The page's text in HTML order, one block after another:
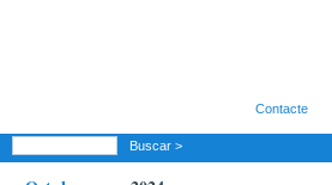
Contacte
Buscar >